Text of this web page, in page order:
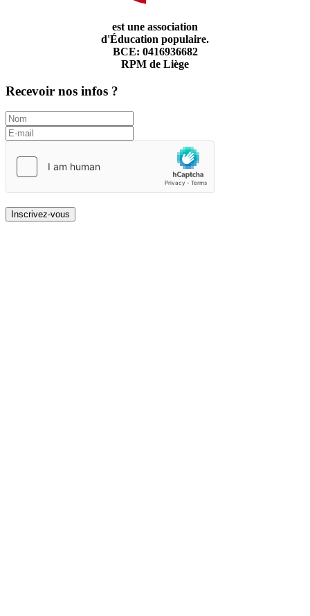
est une association
d'Éducation populaire.
BCE: 0416936682
RPM de Liège
Recevoir nos infos ?
Inscrivez-vous